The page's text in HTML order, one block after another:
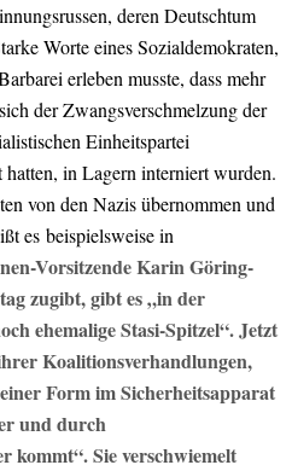
deren Deutschtum
Worte eines Sozialdemokraten,
erleben musste, dass mehr
der Zwangsverschmelzung der
Einheitspartei
in Lagern interniert wurden.
von den Nazis übernommen und
es beispielsweise in
Vorsitzende Karin Göring-
zugibt, gibt es „in der
ehemalige Stasi-Spitzel“. Jetzt
Koalitionsverhandlungen,
Form im Sicherheitsapparat
und durch
kommt“. Sie verschwiemelt